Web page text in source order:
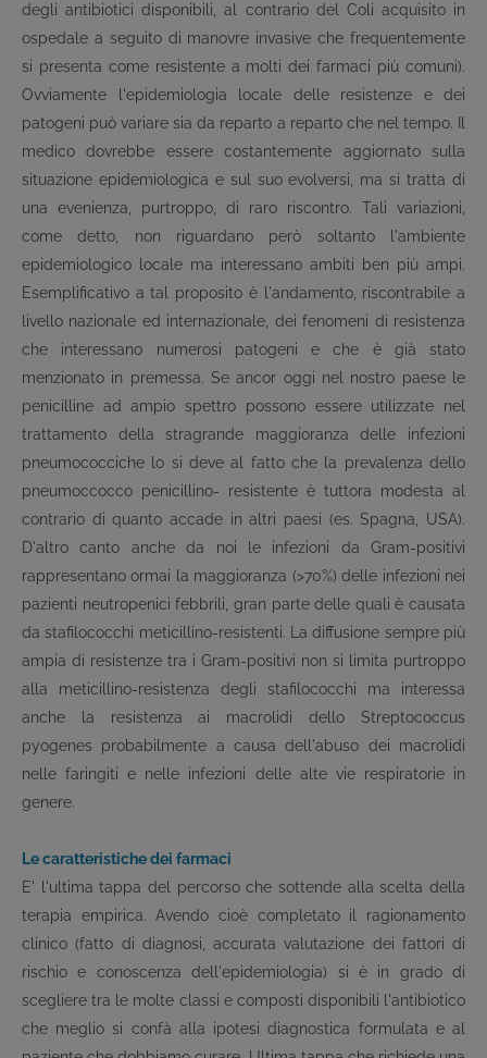
degli antibiotici disponibili, al contrario del Coli acquisito in
ospedale a seguito di manovre invasive che frequentemente
si presenta come resistente a molti dei farmaci più comuni).
Ovviamente l'epidemiologia locale delle resistenze e dei
patogeni può variare sia da reparto a reparto che nel tempo. Il
medico dovrebbe essere costantemente aggiornato sulla
situazione epidemiologica e sul suo evolversi, ma si tratta di
una evenienza, purtroppo, di raro riscontro. Tali variazioni,
come detto, non riguardano però soltanto l'ambiente
epidemiologico locale ma interessano ambiti ben più ampi.
Esemplificativo a tal proposito è l'andamento, riscontrabile a
livello nazionale ed internazionale, dei fenomeni di resistenza
che interessano numerosi patogeni e che è già stato
menzionato in premessa. Se ancor oggi nel nostro paese le
penicilline ad ampio spettro possono essere utilizzate nel
trattamento della stragrande maggioranza delle infezioni
pneumococciche lo si deve al fatto che la prevalenza dello
pneumoccocco penicillino- resistente è tuttora modesta al
contrario di quanto accade in altri paesi (es. Spagna, USA).
D'altro canto anche da noi le infezioni da Gram-positivi
rappresentano ormai la maggioranza (>70%) delle infezioni nei
pazienti neutropenici febbrili, gran parte delle quali è causata
da stafilococchi meticillino-resistenti. La diffusione sempre più
ampia di resistenze tra i Gram-positivi non si limita purtroppo
alla meticillino-resistenza degli stafilococchi ma interessa
anche la resistenza ai macrolidi dello Streptococcus
pyogenes probabilmente a causa dell'abuso dei macrolidi
nelle faringiti e nelle infezioni delle alte vie respiratorie in
genere.
Le caratteristiche dei farmaci
E' l'ultima tappa del percorso che sottende alla scelta della
terapia empirica. Avendo cioè completato il ragionamento
clinico (fatto di diagnosi, accurata valutazione dei fattori di
rischio e conoscenza dell'epidemiologia) si è in grado di
scegliere tra le molte classi e composti disponibili l'antibiotico
che meglio si confà alla ipotesi diagnostica formulata e al